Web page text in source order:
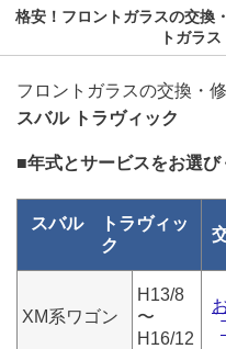
格安！フロントガラスの交換
トガラス
フロントガラスの交換・
スバル トラヴィック
■年式とサービスをお選び
スバル トラヴィッ
ク
XM系ワゴン
H13/8
〜
H16/12